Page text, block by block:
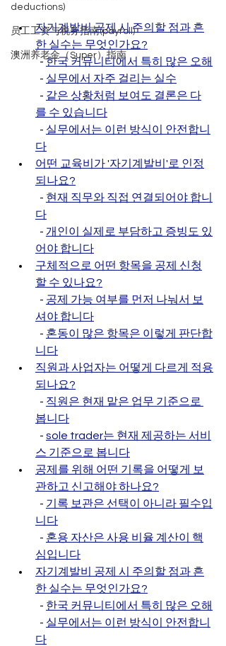
deductions)
员工工资与税务指南(payroll)
澳洲养老金（Super）指南
자기계발비 공제 시 주의할 점과 흔
한 실수는 무엇인가요?
  -
한국 커뮤니티에서 특히 많은 오해
  -
실무에서 자주 걸리는 실수
  -
같은 상황처럼 보여도 결론은 다
를 수 있습니다
  -
실무에서는 이런 방식이 안전합니
다
어떤 교육비가 '자기계발비'로 인정
되나요?
  -
현재 직무와 직접 연결되어야 합니
다
  -
개인이 실제로 부담하고 증빙도 있
어야 합니다
구체적으로 어떤 항목을 공제 신청
할 수 있나요?
  -
공제 가능 여부를 먼저 나눠서 보
셔야 합니다
  -
혼동이 많은 항목은 이렇게 판단합
니다
직원과 사업자는 어떻게 다르게 적용
되나요?
  -
직원은 현재 맡은 업무 기준으로
봅니다
  -
sole trader는 현재 제공하는 서비
스 기준으로 봅니다
공제를 위해 어떤 기록을 어떻게 보
관하고 신고해야 하나요?
  -
기록 보관은 선택이 아니라 필수입
니다
  -
혼용 자산은 사용 비율 계산이 핵
심입니다
자기계발비 공제 시 주의할 점과 흔
한 실수는 무엇인가요?
  -
한국 커뮤니티에서 특히 많은 오해
  -
실무에서는 이런 방식이 안전합니
다